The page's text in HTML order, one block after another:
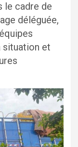
le cadre de
déléguée,
situation et